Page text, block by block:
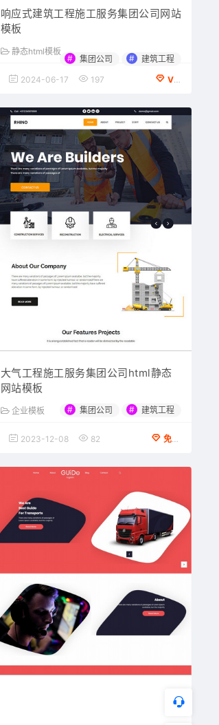
响应式建筑工程施工服务集团公司网站
模板
静态html模板
# 集团公司 # 建筑工程
2024-06-17 197 VIP会员专享
大气工程施工服务集团公司html静态
网站模板
企业模板 # 集团公司 # 建筑工程
2023-12-08 82 免费下载